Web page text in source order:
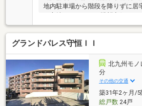
地内駐車場から階段を降りずに居
ークインクローゼット付き！ファ
に最適です
グランドパレス守恒ＩＩ
北九州モノ
分
その他の交通
築31年2ヶ月/5
総戸数24戸